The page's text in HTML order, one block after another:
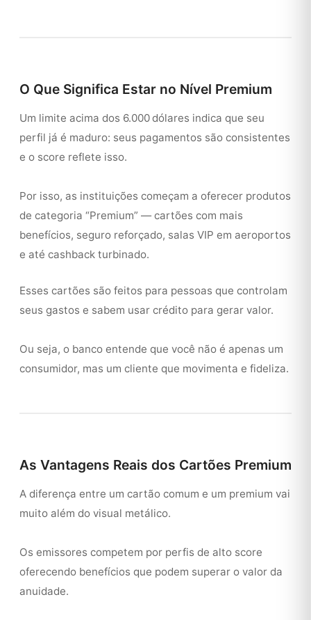
O Que Significa Estar no Nível Premium
Um limite acima dos 6.000 dólares indica que seu
perfil já é maduro: seus pagamentos são consistentes
e o score reflete isso.
Por isso, as instituições começam a oferecer produtos
de categoria “Premium” — cartões com mais
benefícios, seguro reforçado, salas VIP em aeroportos
e até cashback turbinado.
Esses cartões são feitos para pessoas que controlam
seus gastos e sabem usar crédito para gerar valor.
Ou seja, o banco entende que você não é apenas um
consumidor, mas um cliente que movimenta e fideliza.
As Vantagens Reais dos Cartões Premium
A diferença entre um cartão comum e um premium vai
muito além do visual metálico.
Os emissores competem por perfis de alto score
oferecendo benefícios que podem superar o valor da
anuidade.